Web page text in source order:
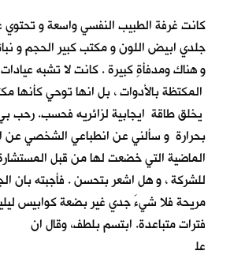
كانت غرفة الطبيب النفسي واسعة و
جلدي ابيض اللون و مكتب كبير الحجم و
و هناك ومدفأةٍ كبيرة . كانت لا تشبه عيادات
المكتظة بالأدوات ، بل انها توحي
يخلق طاقة ايجابية لزائريه فحسب. رحب
بحرارة و سألني عن انطباعي الشخصي عن
الماضية التي خضعت لها من قبل
للشركة ، و هل اشعر بتحسن . فأجبته بان
مريحة فلا شيءَ جدي غير بضعة كوابيس
فترات متباعدة. ابتسم بلطف، وقال ان
عل